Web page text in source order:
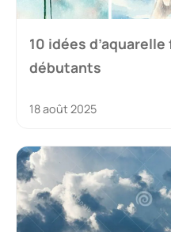
10 idées
débutants
18 août 2025